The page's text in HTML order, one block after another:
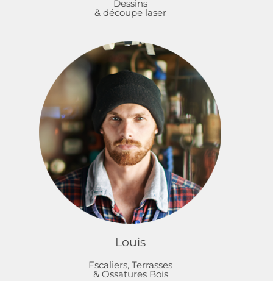
Dessins
& découpe laser
Louis
Escaliers, Terrasses
& Ossatures Bois